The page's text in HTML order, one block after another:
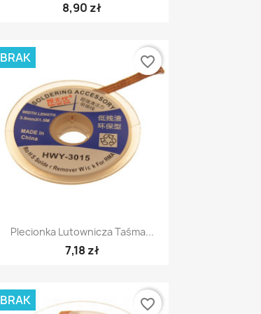
8,90 zł
Szybki podgląd
Plecionka Lutownicza Taśma...
7,18 zł
BRAK favorite_border
BRAK favorite_border